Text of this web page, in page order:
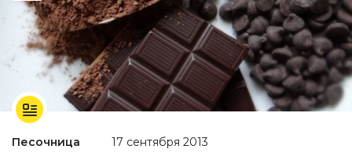
Песочница 17 сентября 2013